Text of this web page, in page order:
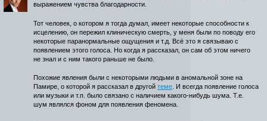
выражением чувства благодарности.
Тот человек, о котором я тогда думал, имеет некоторые способности к
исцелению, он пережил клиническую смерть, у меня были по поводу его
некоторые паранормальные ощущения и т.д. Всё это я связываю с
появлением этого голоса. Но когда я рассказал, он сам об этом ничего
не знал и с ним такого раньше не было.
Похожие явления были с некоторыми людьми в аномальной зоне на
Памире, о которой я рассказал в другой теме . И всегда появление голоса
или музыки и т.п. было связано с наличием какого-нибудь шума. Т.е.
шум являлся фоном для появления феномена.